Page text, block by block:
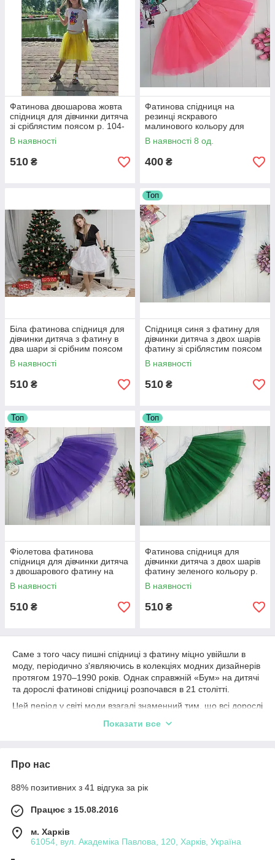
Фатинова двошарова жовта
спідниця для дівчинки дитяча
зі сріблястим поясом р. 104-
170
В наявності
510 ₴
Фатинова спідниця на
резинці яскравого
малинового кольору для
дівчинки 2-9 років
В наявності 8 од.
400 ₴
Біла фатинова спідниця для
дівчинки дитяча з фатину в
два шари зі срібним поясом
р. 104-170
В наявності
510 ₴
Топ
Спідниця синя з фатину для
дівчинки дитяча з двох шарів
фатину зі сріблястим поясом
р. 104-170
В наявності
510 ₴
Топ
Фіолетова фатинова
спідниця для дівчинки дитяча
з двошарового фатину на
резинці р. 104-170
В наявності
510 ₴
Топ
Фатинова спідниця для
дівчинки дитяча з двох шарів
фатину зеленого кольору р.
104-170
В наявності
510 ₴
Саме з того часу пишні спідниці з фатину міцно увійшли в
моду, періодично з'являючись в колекціях модних дизайнерів
протягом 1970–1990 років. Однак справжній «Бум» на дитячі
та дорослі фатинові спідниці розпочався в 21 столітті.
Цей період у світі моди взагалі знаменний тим, що всі дорослі
та перекочовують в дитячу сучасну моду. Тому не дивно, що
дитячим трендом.
будь-який випадок
Інтернет-магазин Puziki пропонує великий вибір дитячих
Показати все
Про нас
88% позитивних з 41 відгука за рік
Працює з 15.08.2016
м. Харків
61054, вул. Академіка Павлова, 120, Харків, Україна